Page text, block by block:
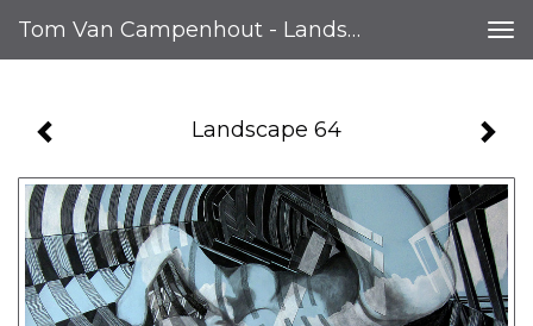
Tom Van Campenhout - Landscape 64
Landscape 64